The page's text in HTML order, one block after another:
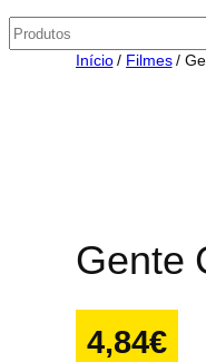
Pesquisar
Início/ Filmes/
Gente
4,84€